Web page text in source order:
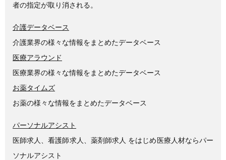
者の指定が取り消される。
介護データベース
介護業界の様々な情報をまとめたデータベース
医療アラウンド
医療業界の様々な情報をまとめたデータベース
お薬タイムズ
お薬の様々な情報をまとめたデータベース
パーソナルアシスト
医師求人、看護師求人、薬剤師求人 をはじめ医療人材ならパー
ソナルアシスト